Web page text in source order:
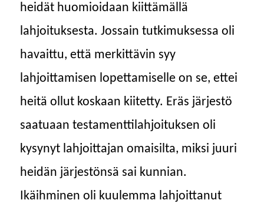
heidät huomioidaan kiittämällä
lahjoituksesta. Jossain tutkimuksessa oli
havaittu, että merkittävin syy
lahjoittamisen lopettamiselle on se, ettei
heitä ollut koskaan kiitetty. Eräs järjestö
saatuaan testamenttilahjoituksen oli
kysynyt lahjoittajan omaisilta, miksi juuri
heidän järjestönsä sai kunnian.
Ikäihminen oli kuulemma lahjoittanut